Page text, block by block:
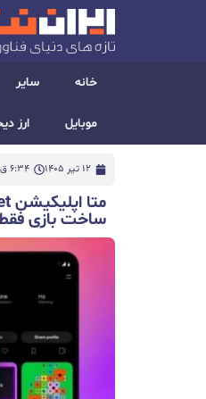
خانه سایر
موبایل ارز
12 تیر 1405 6:34 ق.ظ
ساخت بازی